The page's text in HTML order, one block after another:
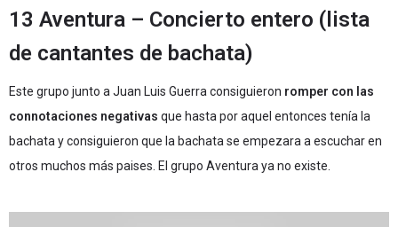
13 Aventura – Concierto entero (lista
de cantantes de bachata)
Este grupo junto a Juan Luis Guerra consiguieron romper con las
connotaciones negativas que hasta por aquel entonces tenía la
bachata y consiguieron que la bachata se empezara a escuchar en
otros muchos más paises. El grupo Aventura ya no existe.